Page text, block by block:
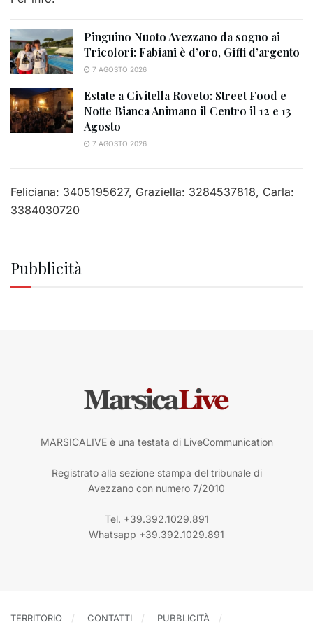
Pinguino Nuoto Avezzano da sogno ai
Tricolori: Fabiani è d’oro, Giffi d’argento
7 AGOSTO 2026
Estate a Civitella Roveto: Street Food e
Notte Bianca Animano il Centro il 12 e 13
Agosto
7 AGOSTO 2026
Feliciana: 3405195627, Graziella: 3284537818, Carla:
3384030720
Pubblicità
MARSICALIVE è una testata di LiveCommunication
Registrato alla sezione stampa del tribunale di
Avezzano con numero 7/2010
Tel. +39.392.1029.891
Whatsapp +39.392.1029.891
TERRITORIO CONTATTI PUBBLICITÀ